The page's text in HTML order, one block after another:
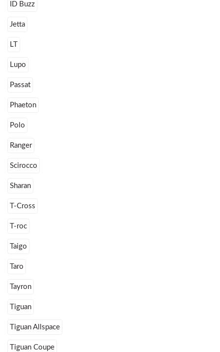
ID Buzz
Jetta
LT
Lupo
Passat
Phaeton
Polo
Ranger
Scirocco
Sharan
T-Cross
T-roc
Taigo
Taro
Tayron
Tiguan
Tiguan Allspace
Tiguan Coupe